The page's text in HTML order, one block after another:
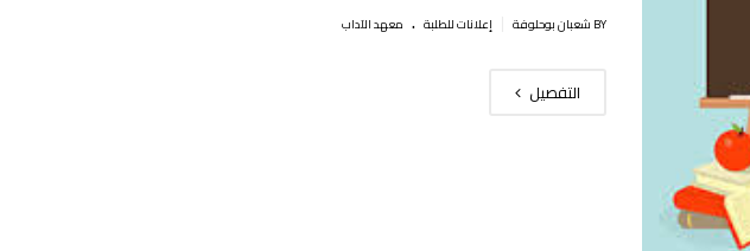
BY شعبان بوحلوفة إعلانات للطلبة . معهد الآداب
التفصيل